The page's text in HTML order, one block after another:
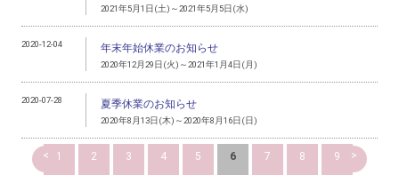
2021年5月1日(土)～2021年5月5日(水)
2020-12-04 年末年始休業のお知らせ
2020年12月29日(火)～2021年1月4日(月)
2020-07-28 夏季休業のお知らせ
2020年8月13日(木)～2020年8月16日(日)
< 1 2 3 4 5 6 7 8 9 >